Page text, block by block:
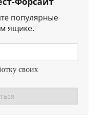
популярные
ящике.
своих